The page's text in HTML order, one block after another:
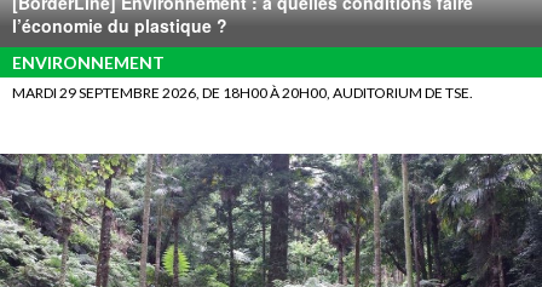
l’économie du plastique ?
ENVIRONNEMENT
MARDI 29 SEPTEMBRE 2026, DE 18H00 À 20H00, AUDITORIUM DE TSE.